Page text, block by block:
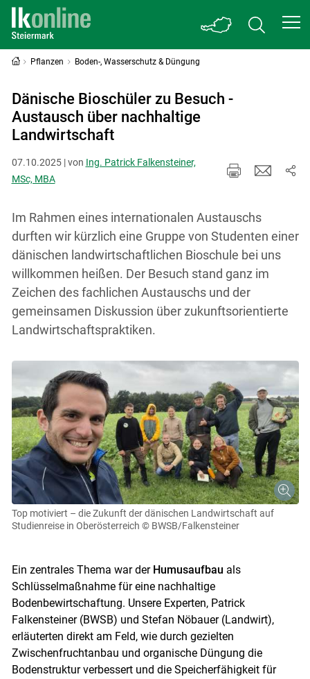
Pflanzen Boden-, Wasserschutz & Düngung
Dänische Bioschüler zu Besuch -
Austausch über nachhaltige
Landwirtschaft
07.10.2025 | von Ing. Patrick Falkensteiner,
MSc, MBA
Im Rahmen eines internationalen Austauschs
durften wir kürzlich eine Gruppe von Studenten einer
dänischen landwirtschaftlichen Bioschule bei uns
willkommen heißen. Der Besuch stand ganz im
Zeichen des fachlichen Austauschs und der
gemeinsamen Diskussion über zukunftsorientierte
Landwirtschaftspraktiken.
Top motiviert – die Zukunft der dänischen Landwirtschaft auf
Studienreise in Oberösterreich © BWSB/Falkensteiner
Ein zentrales Thema war der Humusaufbau als
Schlüsselmaßnahme für eine nachhaltige
Bodenbewirtschaftung. Unsere Experten, Patrick
Falkensteiner (BWSB) und Stefan Nöbauer (Landwirt),
erläuterten direkt am Feld, wie durch gezielten
Zwischenfruchtanbau und organische Düngung die
Bodenstruktur verbessert und die Speicherfähigkeit für